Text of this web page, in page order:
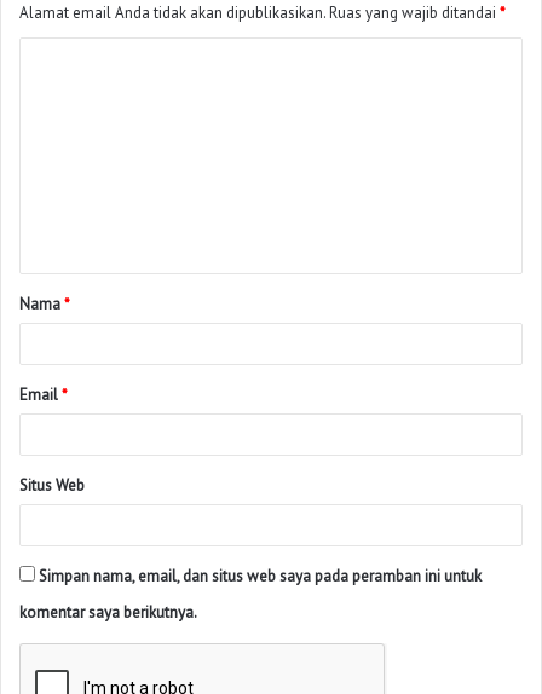
Alamat email Anda tidak akan dipublikasikan.Ruas yang wajib ditandai *
Nama*
Email*
Situs Web
Simpan nama, email, dan situs web saya pada peramban ini untuk
komentar saya berikutnya.